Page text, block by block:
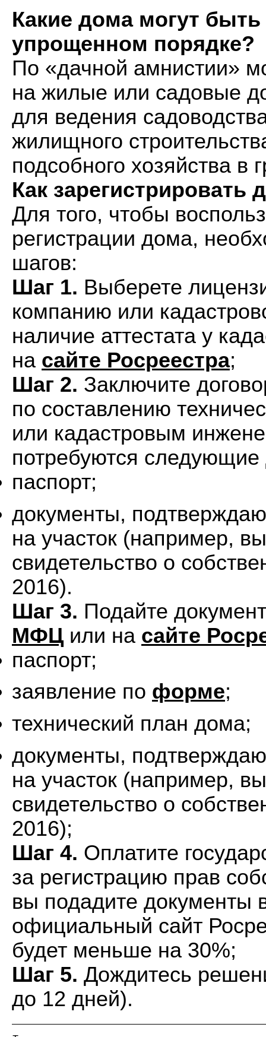
Какие дома могут
упрощенном порядке?
По «дачной амнистии»
на жилые или садовые
для ведения
жилищного
подсобного хозяйства в
Как
Для того, чтобы
регистрации дома,
шагов:
Шаг 1. Выберете
компанию или
наличие аттестата у
на сайте Росреестра;
Шаг 2. Заключите
по составлению
или кадастровым
потребуются
паспорт;
документы,
на участок (например,
свидетельство о
2016).
Шаг 3. Подайте
МФЦ или на сайте
паспорт;
заявление по форме;
технический план дома;
документы,
на участок (например,
свидетельство о
2016);
Шаг 4. Оплатите
за регистрацию прав
вы подадите документы
официальный сайт
будет меньше на 30%;
Шаг 5. Дождитесь
до 12 дней).